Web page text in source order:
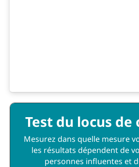
Test du locus
Mesurez dans quelle mesure
les résultats dépendent de
personnes influentes et